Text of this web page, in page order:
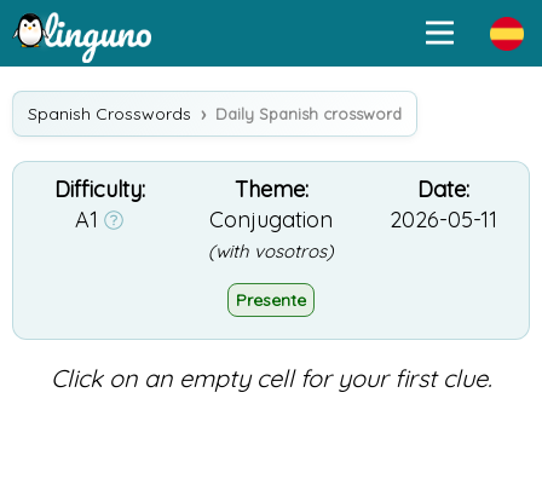
Spanish Crosswords Daily Spanish crossword
Difficulty:
A1
Theme:
Conjugation
(with vosotros)
Date:
2026-05-11
Presente
Click on an empty cell for your first clue.